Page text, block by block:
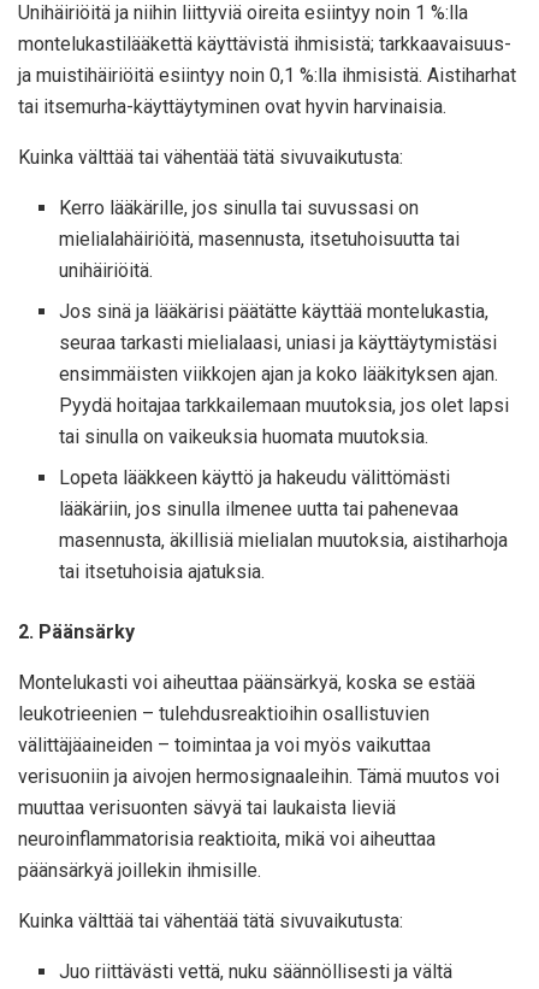
Unihäiriöitä ja niihin liittyviä oireita esiintyy noin 1 %:lla
montelukastilääkettä käyttävistä ihmisistä; tarkkaavaisuus-
ja muistihäiriöitä esiintyy noin 0,1 %:lla ihmisistä. Aistiharhat
tai itsemurha-käyttäytyminen ovat hyvin harvinaisia.
Kuinka välttää tai vähentää tätä sivuvaikutusta:
Kerro lääkärille, jos sinulla tai suvussasi on
mielialahäiriöitä, masennusta, itsetuhoisuutta tai
unihäiriöitä.
Jos sinä ja lääkärisi päätätte käyttää montelukastia,
seuraa tarkasti mielialaasi, uniasi ja käyttäytymistäsi
ensimmäisten viikkojen ajan ja koko lääkityksen ajan.
Pyydä hoitajaa tarkkailemaan muutoksia, jos olet lapsi
tai sinulla on vaikeuksia huomata muutoksia.
Lopeta lääkkeen käyttö ja hakeudu välittömästi
lääkäriin, jos sinulla ilmenee uutta tai pahenevaa
masennusta, äkillisiä mielialan muutoksia, aistiharhoja
tai itsetuhoisia ajatuksia.
2. Päänsärky
Montelukasti voi aiheuttaa päänsärkyä, koska se estää
leukotrieenien – tulehdusreaktioihin osallistuvien
välittäjäaineiden – toimintaa ja voi myös vaikuttaa
verisuoniin ja aivojen hermosignaaleihin. Tämä muutos voi
muuttaa verisuonten sävyä tai laukaista lieviä
neuroinflammatorisia reaktioita, mikä voi aiheuttaa
päänsärkyä joillekin ihmisille.
Kuinka välttää tai vähentää tätä sivuvaikutusta:
Juo riittävästi vettä, nuku säännöllisesti ja vältä